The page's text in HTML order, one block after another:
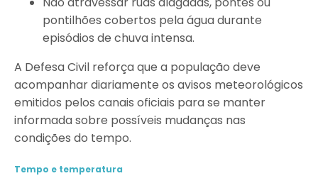
pontilhões cobertos pela água durante
episódios de chuva intensa.
A Defesa Civil reforça que a população deve
acompanhar diariamente os avisos meteorológicos
emitidos pelos canais oficiais para se manter
informada sobre possíveis mudanças nas
condições do tempo.
Tempo e temperatura